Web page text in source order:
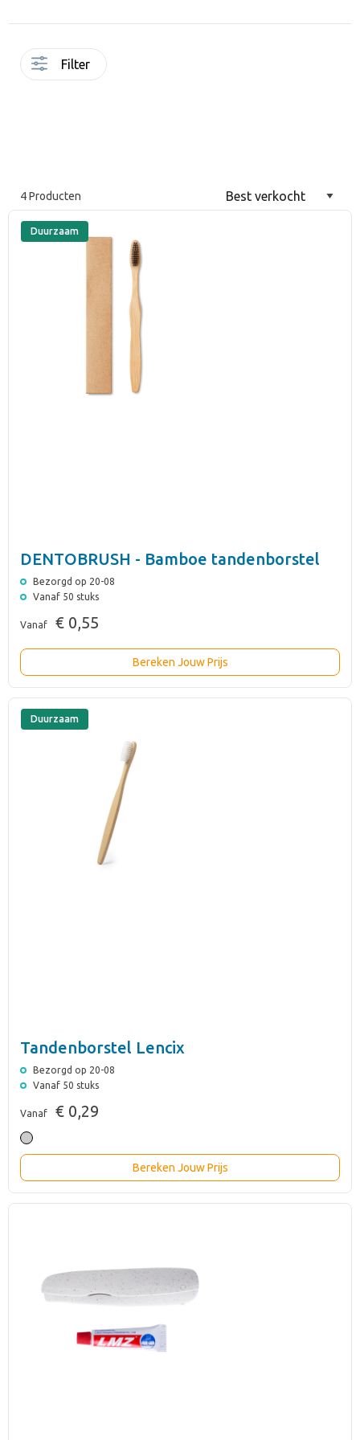
Filter
4 Producten
Duurzaam
DENTOBRUSH - Bamboe tandenborstel
Bezorgd op 20-08
Vanaf 50 stuks
Vanaf € 0,55
Bereken Jouw Prijs
Duurzaam
Tandenborstel Lencix
Bezorgd op 20-08
Vanaf 50 stuks
Vanaf € 0,29
Bereken Jouw Prijs